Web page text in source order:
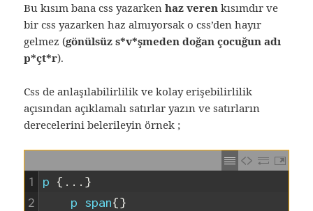
Bu kısım bana css yazarkenhaz veren kısımdır ve
bir css yazarken haz almıyorsak o css’den hayır
gelmez (gönülsüz s*v*şmeden doğan çocuğun adı
p*çt*r).
Css de anlaşılabilirlilik ve kolay erişebilirlilik
açısından açıklamalı satırlar yazın ve satırların
derecelerini belerileyin örnek ;
1
2
p { . . . }
p span{}